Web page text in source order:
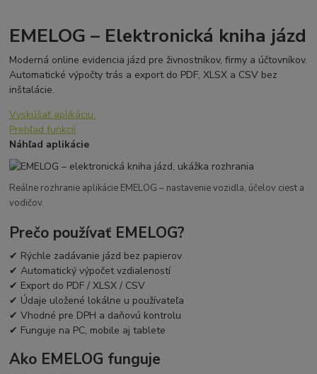
EMELOG – Elektronická kniha jázd
Moderná online evidencia jázd pre živnostníkov, firmy a účtovníkov.
Automatické výpočty trás a export do PDF, XLSX a CSV bez
inštalácie.
Vyskúšať aplikáciu
Prehľad funkcií
Náhľad aplikácie
Reálne rozhranie aplikácie EMELOG – nastavenie vozidla, účelov ciest a
vodičov.
Prečo používať EMELOG?
✔ Rýchle zadávanie jázd bez papierov
✔ Automatický výpočet vzdialeností
✔ Export do PDF / XLSX / CSV
✔ Údaje uložené lokálne u používateľa
✔ Vhodné pre DPH a daňovú kontrolu
✔ Funguje na PC, mobile aj tablete
Ako EMELOG funguje